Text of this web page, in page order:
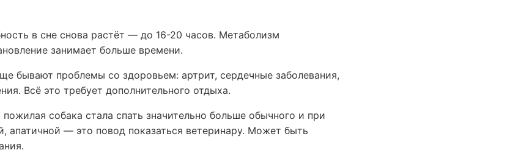
в сне снова растёт — до 16-20 часов. Метаболизм
занимает больше времени.
бывают проблемы со здоровьем: артрит, сердечные заболевания,
Всё это требует дополнительного отдыха.
собака стала спать значительно больше обычного и при
апатичной — это повод показаться ветеринару. Может быть